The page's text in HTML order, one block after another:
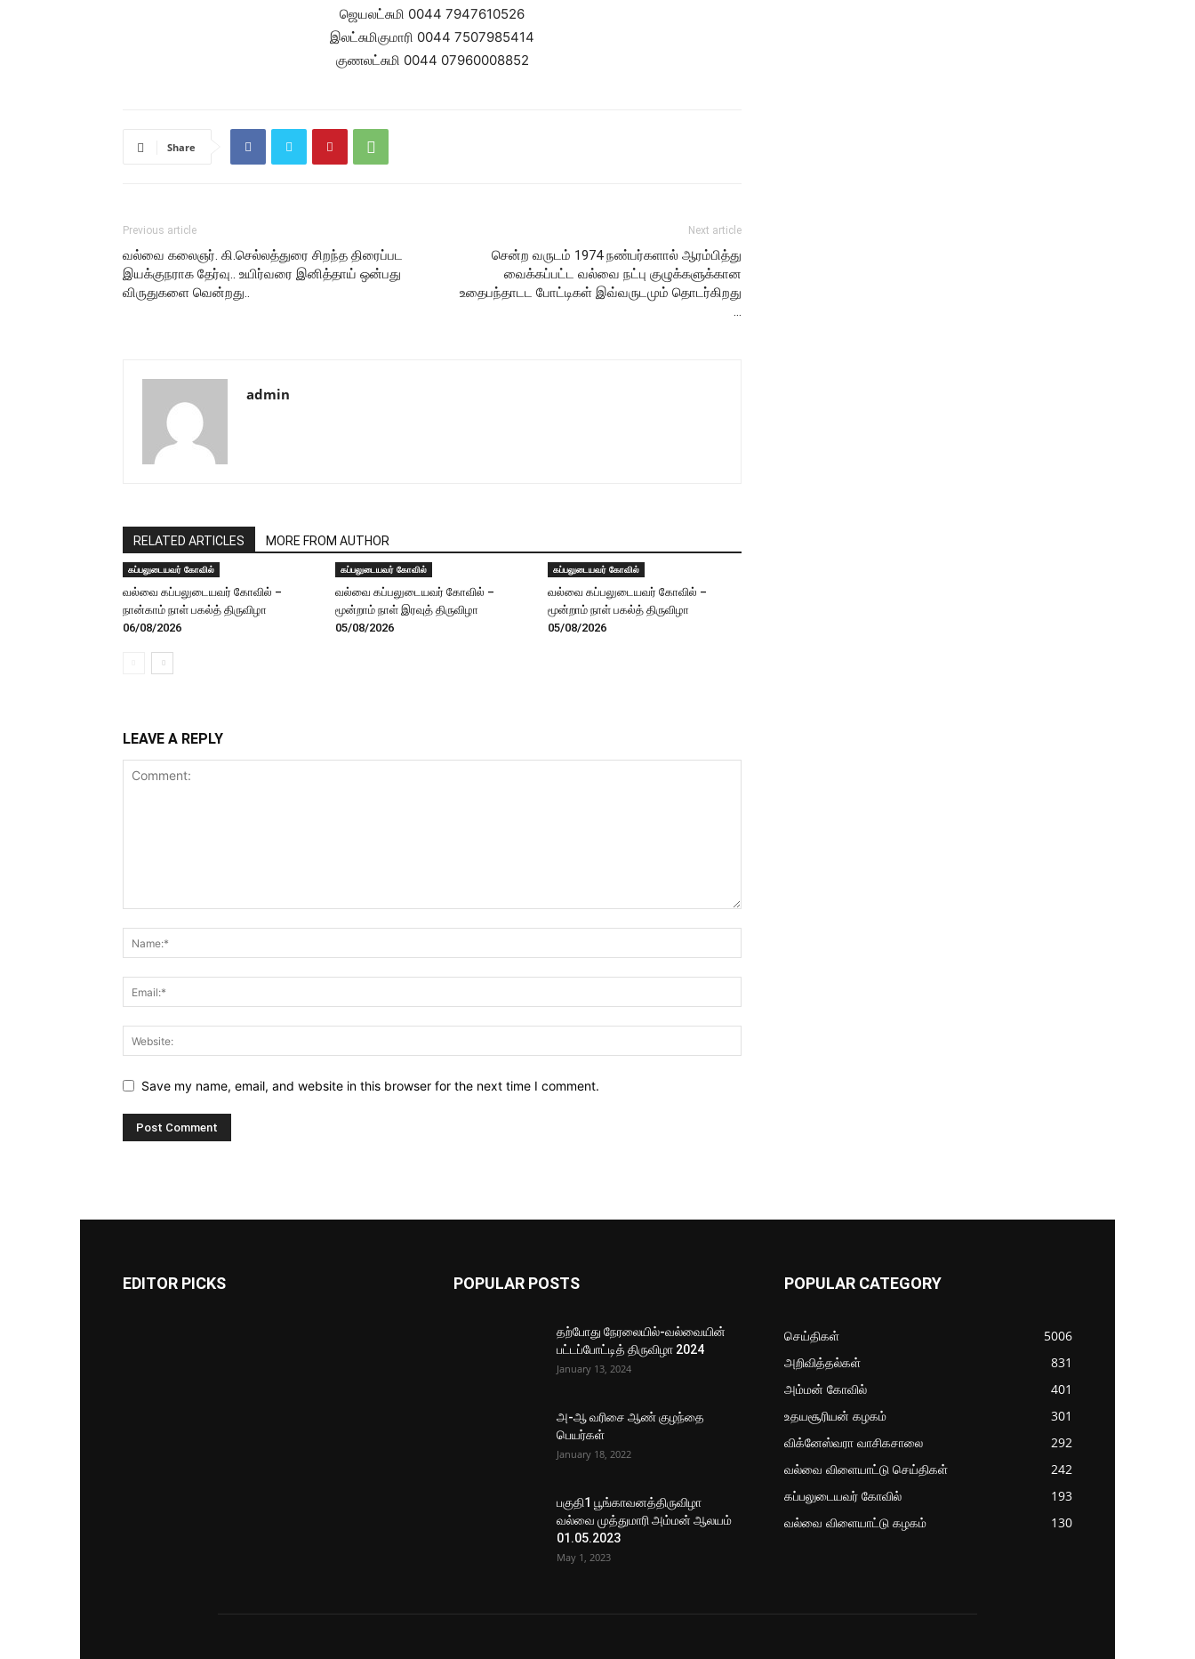
ஜெயலட்சுமி 0044 7947610526
இலட்சுமிகுமாரி 0044 7507985414
குணலட்சுமி 0044 07960008852
Share
Previous article
வல்வை கலைஞர். கி.செல்லத்துரை சிறந்த திரைப்பட
இயக்குநராக தேர்வு.. உயிர்வரை இனித்தாய் ஒன்பது
விருதுகளை வென்றது..
Next article
சென்ற வருடம் 1974 நண்பர்களால் ஆரம்பித்து
வைக்கப்பட்ட வல்வை நட்பு குழுக்களுக்கான
உதைபந்தாடட போட்டிகள் இவ்வருடமும் தொடர்கிறது
…
admin
RELATED ARTICLES MORE FROM AUTHOR
கப்பலுடையவர் கோவில்
வல்வை கப்பலுடையவர் கோவில் –
நான்காம் நாள் பகல்த் திருவிழா
06/08/2026
கப்பலுடையவர் கோவில்
வல்வை கப்பலுடையவர் கோவில் –
மூன்றாம் நாள் இரவுத் திருவிழா
05/08/2026
கப்பலுடையவர் கோவில்
வல்வை கப்பலுடையவர் கோவில் –
மூன்றாம் நாள் பகல்த் திருவிழா
05/08/2026
LEAVE A REPLY
Save my name, email, and website in this browser for the next time I comment.
EDITOR PICKS POPULAR POSTS
தற்போது நேரலையில்-வல்வையின்
பட்டப்போட்டித் திருவிழா 2024
January 13, 2024
அ-ஆ வரிசை ஆண் குழந்தை
பெயர்கள்
January 18, 2022
பகுதி1 பூங்காவனத்திருவிழா
வல்வை முத்துமாரி அம்மன் ஆலயம்
01.05.2023
May 1, 2023
POPULAR CATEGORY
செய்திகள்
5006
அறிவித்தல்கள்
831
அம்மன் கோவில்
401
உதயசூரியன் கழகம்
301
விக்னேஸ்வரா வாசிகசாலை
292
வல்வை விளையாட்டு செய்திகள்
242
கப்பலுடையவர் கோவில்
193
வல்வை விளையாட்டு கழகம்
130